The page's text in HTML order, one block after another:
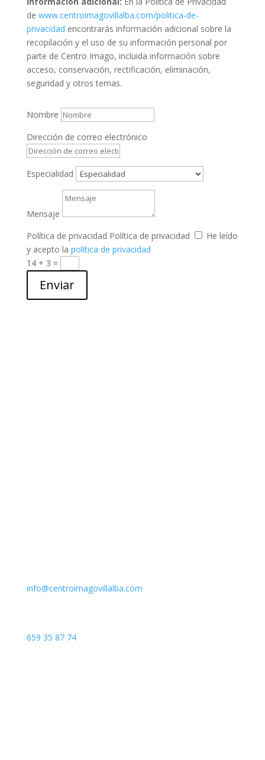
de www.centroimagovillalba.com/politica-de-
privacidad encontrarás información adicional sobre la
recopilación y el uso de su información personal por
parte de Centro Imago, incluida información sobre
acceso, conservación, rectificación, eliminación,
seguridad y otros temas.
Nombre
Dirección de correo electrónico
Especialidad
Mensaje
Política de privacidad Política de privacidad
He leído
y acepto la política de privacidad
14 + 3 =
Enviar
info@centroimagovillalba.com
659 35 87 74